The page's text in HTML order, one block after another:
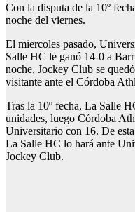
Con la disputa de la 10º
noche del viernes.
El miercoles pasado,
Salle HC le ganó 14-0 a
noche, Jockey Club se
visitante ante el Córdoba
Tras la 10º fecha, La Salle
unidades, luego Córdoba
Universitario con 16. De
La Salle HC lo hará ante
Jockey Club.